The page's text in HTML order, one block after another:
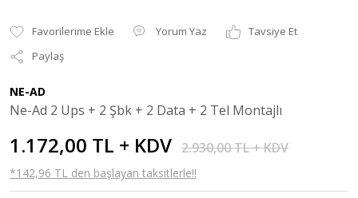
Yorum Yaz
Tavsiye Et
Paylaş
NE-AD
Ne-Ad 2 Ups + 2 Şbk + 2 Data + 2 Tel Montajlı
1.172,00 TL + KDV 2.930,00 TL + KDV
*142,96 TL den başlayan taksitlerle!!